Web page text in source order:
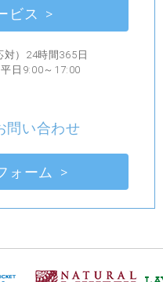
ビス
）24時間365日
日9:00～17:00
問い合わせ
ォーム